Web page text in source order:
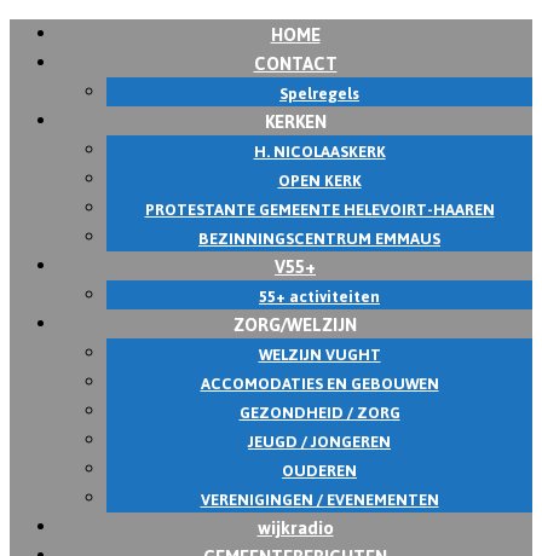
Skip
HOME
CONTACT
Spelregels
KERKEN
H. NICOLAASKERK
OPEN KERK
PROTESTANTE GEMEENTE HELEVOIRT-HAAREN
BEZINNINGSCENTRUM EMMAUS
V55+
55+ activiteiten
ZORG/WELZIJN
WELZIJN VUGHT
ACCOMODATIES EN GEBOUWEN
GEZONDHEID / ZORG
JEUGD / JONGEREN
OUDEREN
VERENIGINGEN / EVENEMENTEN
wijkradio